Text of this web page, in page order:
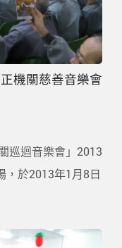
機關慈善音樂會
巡迴音樂會」2013
，於2013年1月8日